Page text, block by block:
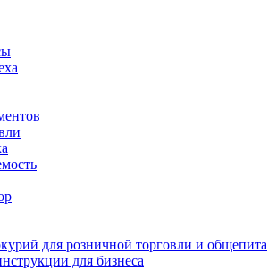
для розничной торговли и общепита
для бизнеса